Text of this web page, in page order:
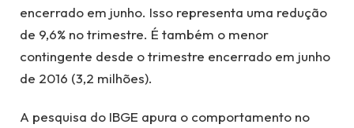
encerrado em junho. Isso representa uma redução
de 9,6% no trimestre. É também o menor
contingente desde o trimestre encerrado em junho
de 2016 (3,2 milhões).
A pesquisa do IBGE apura o comportamento no